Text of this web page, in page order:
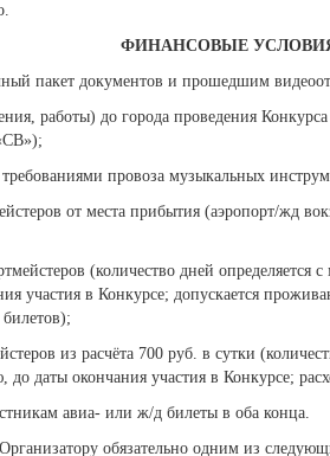
ФИНАНСОВЫЕ
пакет документов и прошедшим
работы) до города проведения
провоза музыкальных
от места прибытия (аэропорт/жд
(количество дней определяется
участия в Конкурсе; допускается
из расчёта 700 руб. в сутки
даты окончания участия в Конкурсе;
авиа- или ж/д билеты в оба конца.
обязательно одним из